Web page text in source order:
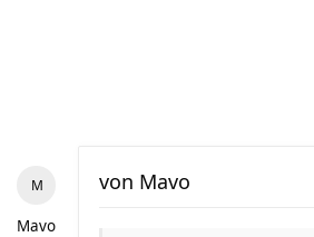
Mavo
von Mavo